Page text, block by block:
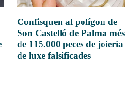
Confisquen al polígon de
Son Castelló de Palma més
de 115.000 peces de joieria
de luxe falsificades